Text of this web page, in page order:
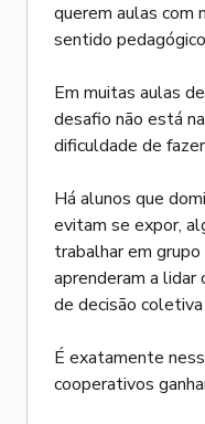
querem aulas com
sentido pedagógico
Em muitas aulas
desafio não está
dificuldade de
Há alunos que
evitam se expor,
trabalhar em
aprenderam a
de decisão
É exatamente
cooperativos